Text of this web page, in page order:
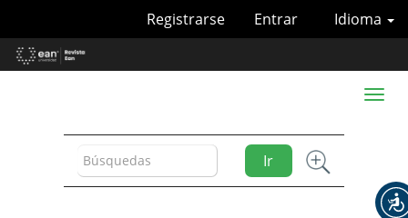
Contenido
principal
Idioma
Registrarse Entrar
Ir
Toggle